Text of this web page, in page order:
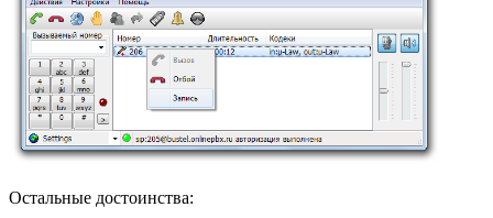
Остальные достоинства: